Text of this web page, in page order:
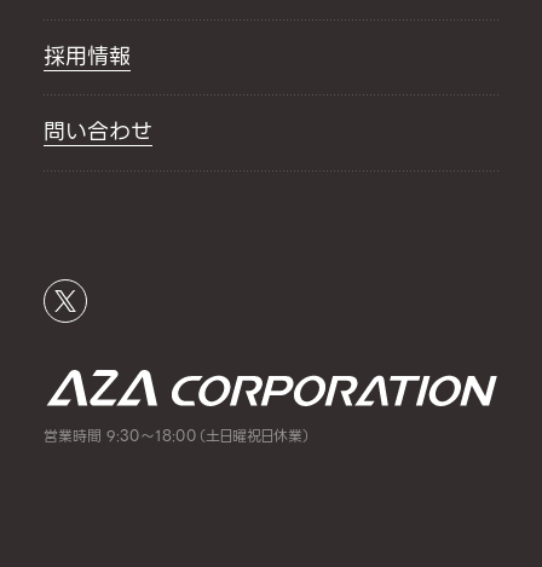
採用情報
問い合わせ
営業時間 9:30～18:00（土日曜祝日休業）